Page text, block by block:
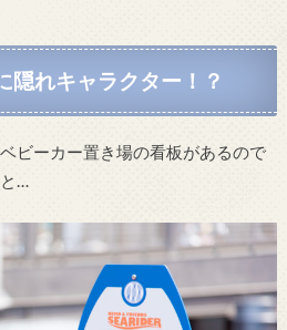
隠れキャラクター！？
ビーカー置き場の看板があるので
…